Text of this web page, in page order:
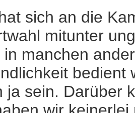
sich an die
mitunter
manchen
ja sein. Darüber